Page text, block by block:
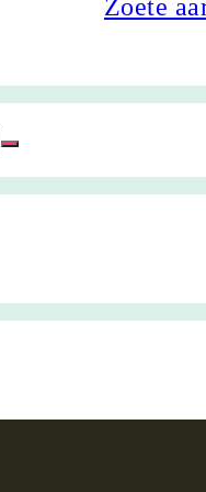
Zoete